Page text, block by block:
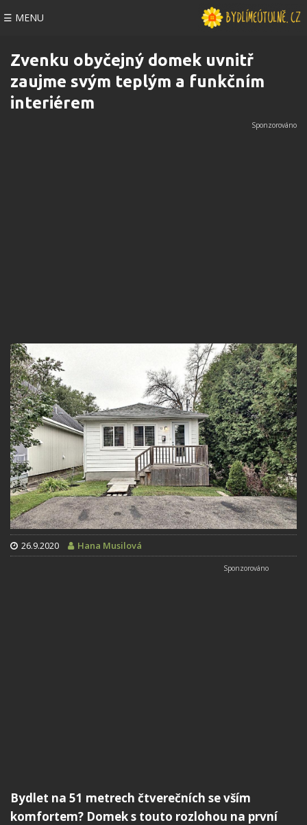
☰ MENU
Zvenku obyčejný domek uvnitř
zaujme svým teplým a funkčním
interiérem
26.9.2020 Hana Musilová
Bydlet na 51 metrech čtverečních se vším
komfortem? Domek s touto rozlohou na první